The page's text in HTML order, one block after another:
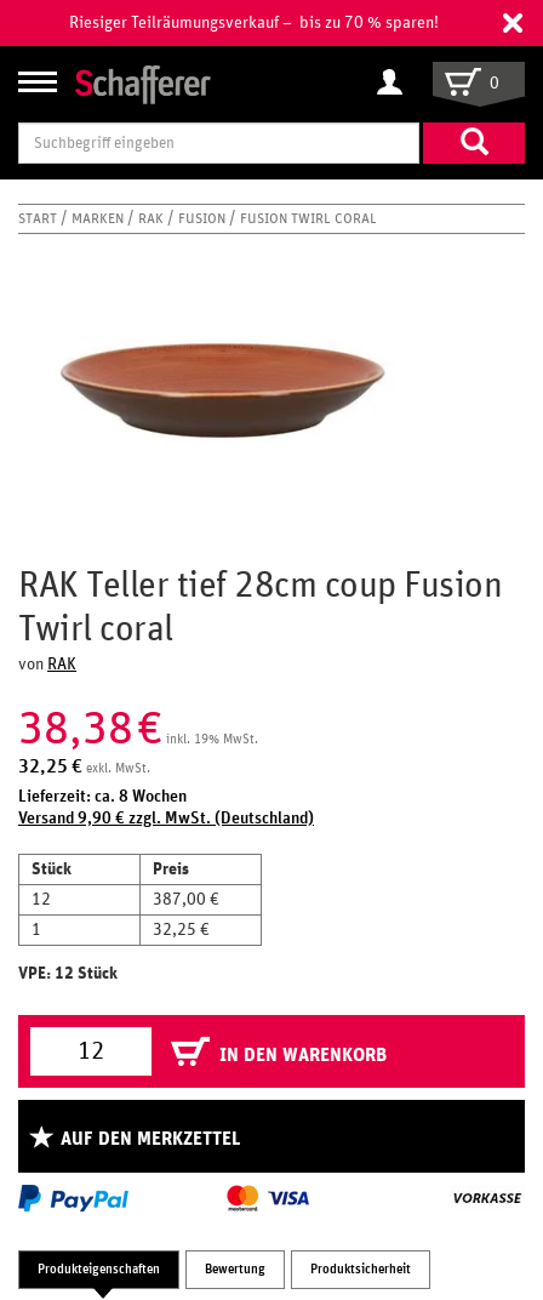
Riesiger Teilräumungsverkauf – bis zu 70 % sparen!
Suchbegriff
eingeben
0
START MARKEN RAK FUSION FUSION TWIRL CORAL
RAK Teller tief 28cm coup Fusion
Twirl coral
von RAK
38,38€ inkl. 19% MwSt.
32,25 € exkl. MwSt.
Lieferzeit: ca. 8 Wochen
Versand 9,90 € zzgl. MwSt. (Deutschland)
Stück
Preis
12
387,00 €
1
32,25 €
VPE: 12 Stück
IN DEN WARENKORB
AUF DEN MERKZETTEL
Produkteigenschaften Bewertung Produktsicherheit